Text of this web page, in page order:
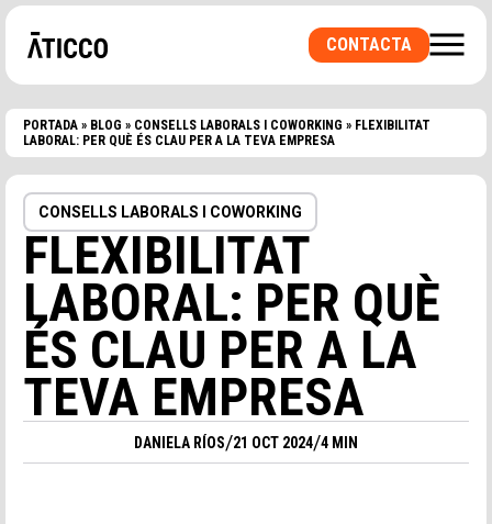
CONTACTA
PORTADA » BLOG » CONSELLS LABORALS I COWORKING » FLEXIBILITAT
LABORAL: PER QUÈ ÉS CLAU PER A LA TEVA EMPRESA
CONSELLS LABORALS I COWORKING
FLEXIBILITAT
LABORAL: PER QUÈ
ÉS CLAU PER A LA
TEVA EMPRESA
DANIELA RÍOS/21 OCT 2024/4 MIN
BUSQUES UN ESPAI DE COWORKING O UNA
OFICINA PRIVADA? UNA SALA PER
ESDEVENIMENTS?